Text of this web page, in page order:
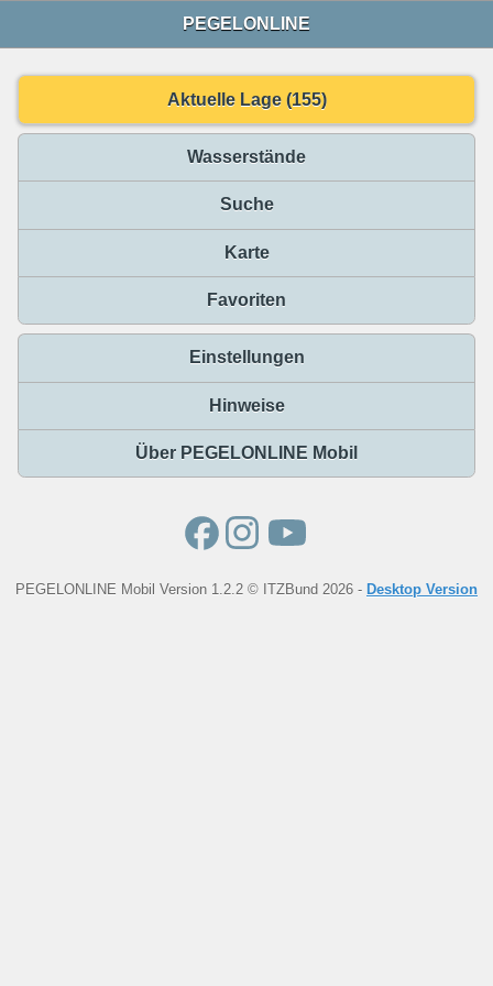
PEGELONLINE
Aktuelle Lage (155)
Wasserstände
Suche
Karte
Favoriten
Einstellungen
Hinweise
Über PEGELONLINE Mobil
PEGELONLINE Mobil Version 1.2.2 © ITZBund 2026 - Desktop Version